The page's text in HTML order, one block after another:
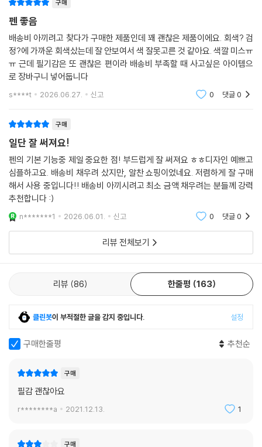
구매
펜 좋음
배송비 아끼려고 찾다가 구매한 제품인데 꽤 괜찮은 제품이에요. 회색? 검
정?에 가까운 회색샀는데 잘 안보여서 색 잘못고른 것 같아요. 색깔 미스ㅠ
ㅠ 근데 필기감은 또 괜찮은 편이라 배송비 부족할 때 사고싶은 아이템으
로 장바구니 넣어둡니다
s****t 2026.06.27. 신고 0 댓글0
구매
일단 잘 써져요!
펜의 기본 기능중 제일 중요한 점! 부드럽게 잘 써져요 ㅎㅎ디자인 예쁘고
심플하고요. 배송비 채우려 샀지만, 알찬 쇼핑이었네요. 저렴하게 잘 구매
해서 사용 중입니다!! 배송비 아끼시려고 최소 금액 채우려는 분들께 강력
추천합니다 :)
n*******1 2026.06.01. 신고 0 댓글0
리뷰 전체보기
리뷰 86 한줄평 163
클린봇이 부적절한 글을 감지 중입니다. 설정
구매한줄평 추천순
구매
필감 괜찮아요
r********a 2021.12.13. 1
구매